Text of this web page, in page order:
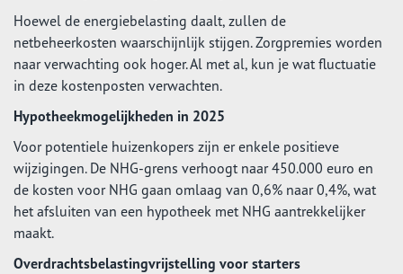
Hoewel de energiebelasting daalt, zullen de
netbeheerkosten waarschijnlijk stijgen. Zorgpremies worden
naar verwachting ook hoger. Al met al, kun je wat fluctuatie
in deze kostenposten verwachten.
Hypotheekmogelijkheden in 2025
Voor potentiele huizenkopers zijn er enkele positieve
wijzigingen. De NHG-grens verhoogt naar 450.000 euro en
de kosten voor NHG gaan omlaag van 0,6% naar 0,4%, wat
het afsluiten van een hypotheek met NHG aantrekkelijker
maakt.
Overdrachtsbelastingvrijstelling voor starters